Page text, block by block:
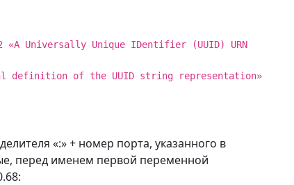
«A Universally Unique IDentifier (UUID) URN
definition of the UUID string representation»
«:» + номер порта, указанного в
перед именем первой переменной